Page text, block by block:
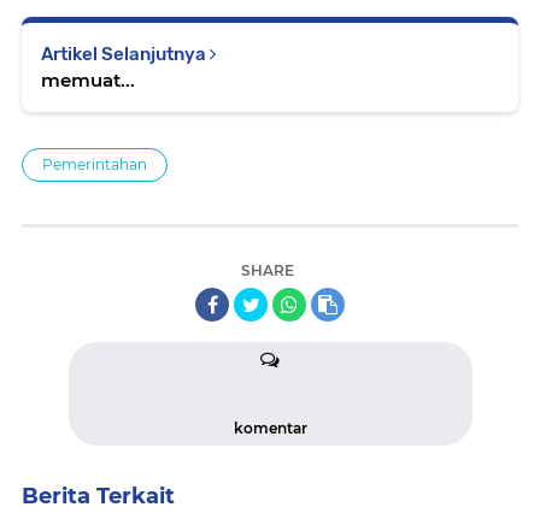
Artikel Selanjutnya
memuat...
Pemerintahan
SHARE
komentar
Berita Terkait